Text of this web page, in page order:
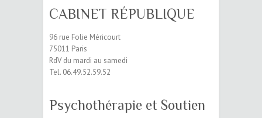
CABINET RÉPUBLIQUE
96 rue Folie Méricourt
75011 Paris
RdV du mardi au samedi
Tel. 06.49.52.59.52
Psychothérapie et Soutien